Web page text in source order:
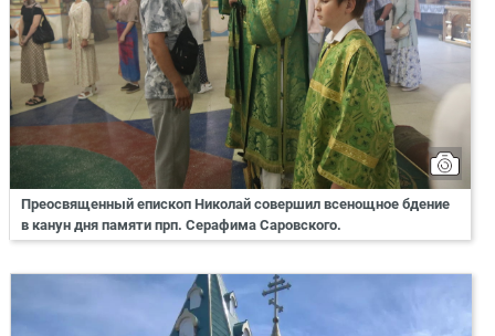
Преосвященный епископ Николай совершил всенощное бдение
в канун дня памяти прп. Серафима Саровского.